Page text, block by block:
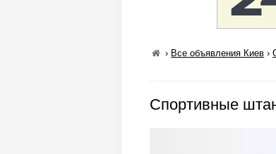
› Все объявления Киев ›
Спортивные